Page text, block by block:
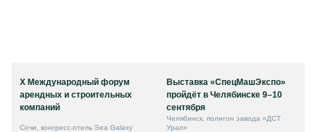
X Международный форум
арендных и строительных
компаний
Сочи, конгресс-отель Sea Galaxy
Выставка «СпецМашЭкспо»
пройдёт в Челябинске 9–10
сентября
Челябинск, полигон завода «ДСТ
Урал»